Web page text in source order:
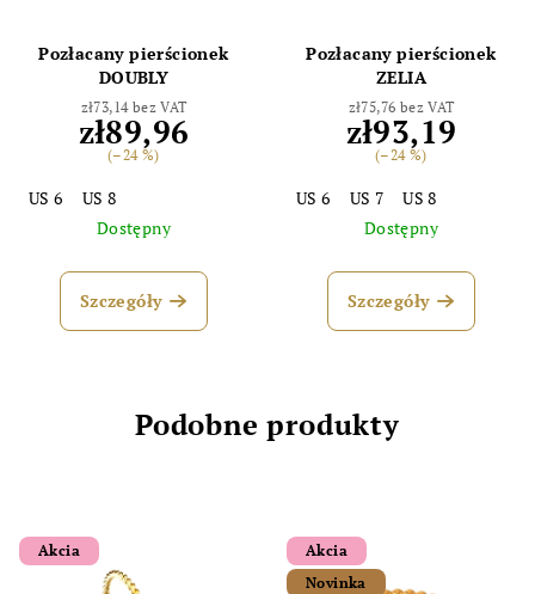
Pozłacany pierścionek
DOUBLY
zł73,14 bez VAT
zł89,96
(–24 %)
US 6
US 8
Dostępny
Szczegóły
Pozłacany pierścionek
ZELIA
zł75,76 bez VAT
zł93,19
(–24 %)
US 6 US 7
US 8
Dostępny
Szczegóły
Podobne produkty
Akcia
Akcia
Novinka